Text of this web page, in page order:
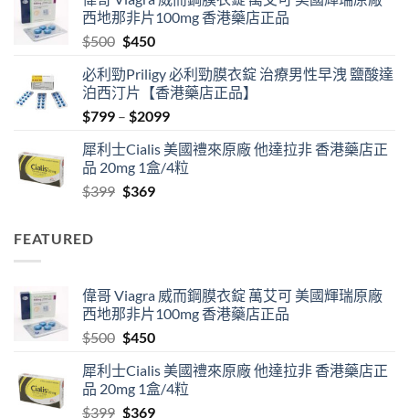
through
西地那非片100mg 香港藥店正品
$500 Original
was:
$500.
$450Current
is:
$450.
必利勁Priligy 必利勁膜衣錠 治療男性早洩 鹽酸達
泊西汀片【香港藥店正品】
$799 – $2099Price
$799
through
犀利士Cialis 美國禮來原廠 他達拉非 香港藥店正
品 20mg 1盒/4粒
$399 Original
$369Current
FEATURED
偉哥 Viagra 威而鋼膜衣錠 萬艾可 美國輝瑞原廠
西地那非片100mg 香港藥店正品
$500 Original
was:
$500.
$450Current
is:
$450.
犀利士Cialis 美國禮來原廠 他達拉非 香港藥店正
品 20mg 1盒/4粒
$399 Original
$369Current